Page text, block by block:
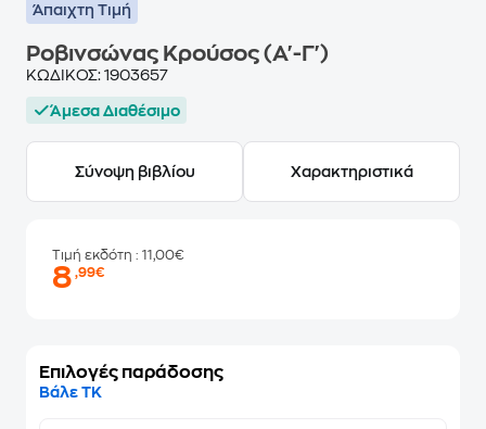
Άπαιχτη Τιμή
Ροβινσώνας Κρούσος (Α'-Γ')
ΚΩΔΙΚΟΣ: 1903657
Άμεσα Διαθέσιμο
Σύνοψη βιβλίου Χαρακτηριστικά
Τιμή εκδότη : 11,00€
8,99€
Επιλογές παράδοσης
Βάλε ΤΚ